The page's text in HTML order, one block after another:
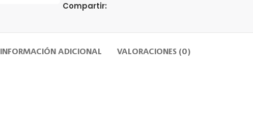
Compartir:
INFORMACIÓN ADICIONAL VALORACIONES (0)